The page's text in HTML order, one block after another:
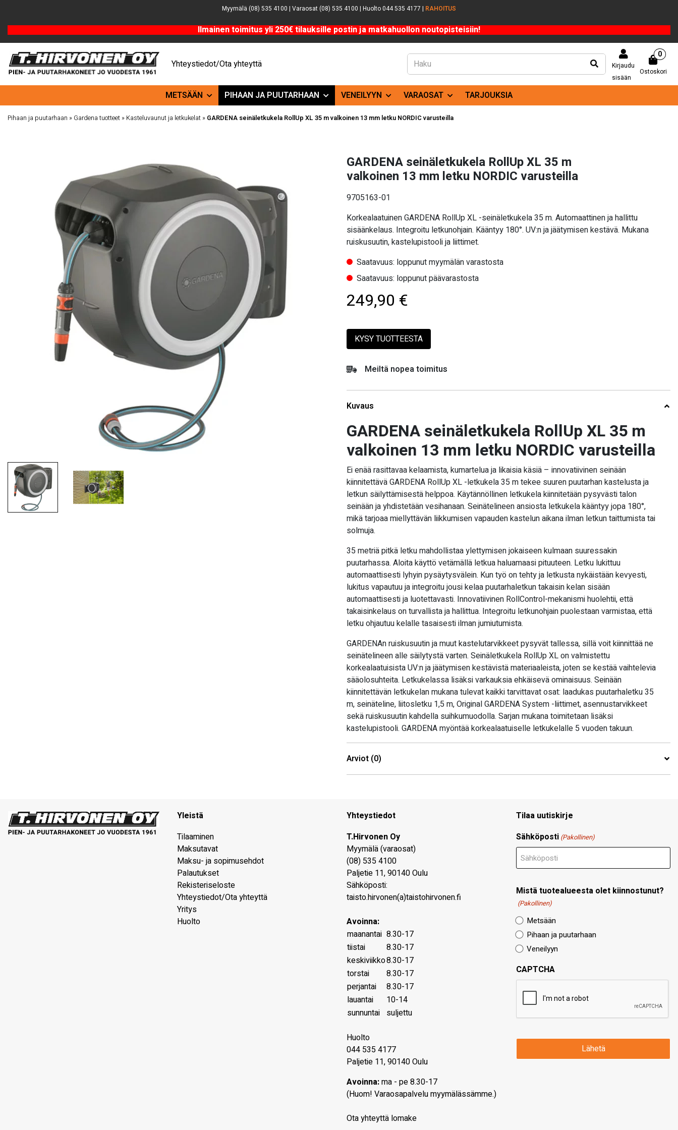
Myymälä (08) 535 4100 | Varaosat (08) 535 4100 | Huolto 044 535 4177 | RAHOITUS
Ilmainen toimitus yli 250€ tilauksille postin ja matkahuollon noutopisteisiin!
Yhteystiedot/Ota yhteyttä
Kirjaudu
sisään
Ostoskori
0
METSÄÄN PIHAAN JA PUUTARHAAN VENEILYYN VARAOSAT TARJOUKSIA
Pihaan ja puutarhaan » Gardena tuotteet » Kasteluvaunut ja letkukelat » GARDENA seinäletkukela RollUp XL 35 m valkoinen 13 mm letku NORDIC varusteilla
GARDENA seinäletkukela RollUp XL 35 m
valkoinen 13 mm letku NORDIC varusteilla
9705163-01
Korkealaatuinen GARDENA RollUp XL -seinäletkukela 35 m. Automaattinen ja hallittu
sisäänkelaus. Integroitu letkunohjain. Kääntyy 180°. UV:n ja jäätymisen kestävä. Mukana
ruiskusuutin, kastelupistooli ja liittimet.
Saatavuus: loppunut myymälän varastosta
Saatavuus: loppunut päävarastosta
249,90 €
KYSY TUOTTEESTA
Meiltä nopea toimitus
Kuvaus
GARDENA seinäletkukela RollUp XL 35 m
valkoinen 13 mm letku NORDIC varusteilla
Ei enää rasittavaa kelaamista, kumartelua ja likaisia käsiä – innovatiivinen seinään
kiinnitettävä GARDENA RollUp XL -letkukela 35 m tekee suuren puutarhan kastelusta ja
letkun säilyttämisestä helppoa. Käytännöllinen letkukela kiinnitetään pysyvästi talon
seinään ja yhdistetään vesihanaan. Seinätelineen ansiosta letkukela kääntyy jopa 180°,
mikä tarjoaa miellyttävän liikkumisen vapauden kastelun aikana ilman letkun taittumista tai
solmuja.
35 metriä pitkä letku mahdollistaa ylettymisen jokaiseen kulmaan suuressakin
puutarhassa. Aloita käyttö vetämällä letkua haluamaasi pituuteen. Letku lukittuu
automaattisesti lyhyin pysäytysvälein. Kun työ on tehty ja letkusta nykäistään kevyesti,
lukitus vapautuu ja integroitu jousi kelaa puutarhaletkun takaisin kelan sisään
automaattisesti ja luotettavasti. Innovatiivinen RollControl-mekanismi huolehtii, että
takaisinkelaus on turvallista ja hallittua. Integroitu letkunohjain puolestaan varmistaa, että
letku ohjautuu kelalle tasaisesti ilman jumiutumista.
GARDENAn ruiskusuutin ja muut kastelutarvikkeet pysyvät tallessa, sillä voit kiinnittää ne
seinätelineen alle säilytystä varten. Seinäletkukela RollUp XL on valmistettu
korkealaatuisista UV:n ja jäätymisen kestävistä materiaaleista, joten se kestää vaihtelevia
sääolosuhteita. Letkukelassa lisäksi varkauksia ehkäisevä ominaisuus. Seinään
kiinnitettävän letkukelan mukana tulevat kaikki tarvittavat osat: laadukas puutarhaletku 35
m, seinäteline, liitosletku 1,5 m, Original GARDENA System -liittimet, asennustarvikkeet
sekä ruiskusuutin kahdella suihkumuodolla. Sarjan mukana toimitetaan lisäksi
kastelupistooli. GARDENA myöntää korkealaatuiselle letkukelalle 5 vuoden takuun.
Arviot (0)
Yleistä
Tilaaminen
Maksutavat
Maksu- ja sopimusehdot
Palautukset
Rekisteriseloste
Yhteystiedot/Ota yhteyttä
Yritys
Huolto
Yhteystiedot
T.Hirvonen Oy
Myymälä (varaosat)
(08) 535 4100
Paljetie 11,90140Oulu
Sähköposti:
taisto.hirvonen(a)taistohirvonen.fi
Avoinna:
maanantai 8.30-17
tiistai
8.30-17
keskiviikko8.30-17
torstai
8.30-17
perjantai
8.30-17
lauantai
10-14
sunnuntai suljettu
Huolto
044 535 4177
Paljetie 11, 90140 Oulu
Avoinna:ma - pe 8.30-17
(Huom! Varaosapalvelu myymälässämme.)
Ota yhteyttä lomake
Tilaa uutiskirje
Sähköposti (Pakollinen)
Mistä tuotealueesta olet kiinnostunut?
(Pakollinen)
Metsään
Pihaan ja puutarhaan
Veneilyyn
CAPTCHA